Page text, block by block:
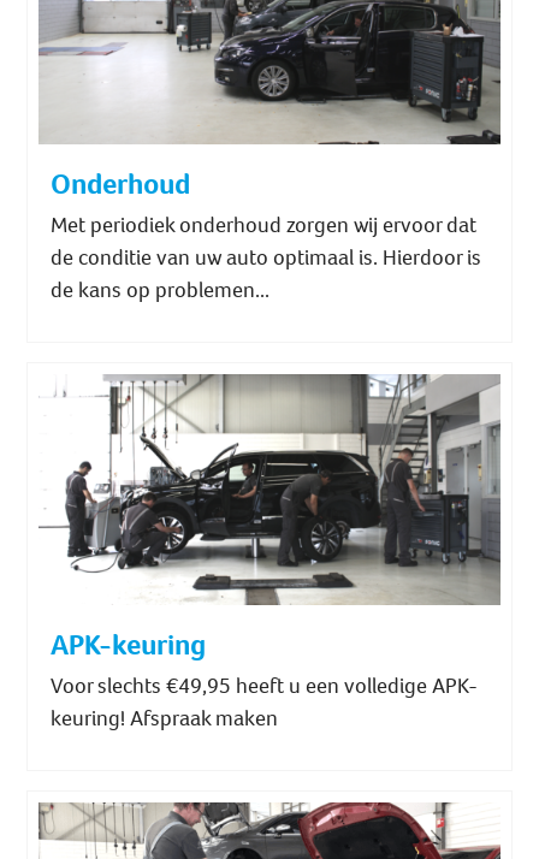
Onderhoud
Met periodiek onderhoud zorgen wij ervoor dat
de conditie van uw auto optimaal is. Hierdoor is
de kans op problemen...
APK-keuring
Voor slechts €49,95 heeft u een volledige APK-
keuring! Afspraak maken